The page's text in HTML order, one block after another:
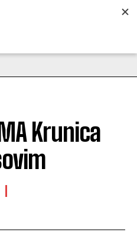
Krunica